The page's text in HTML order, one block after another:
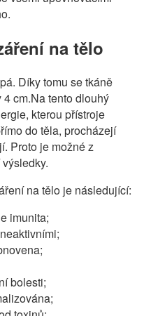
na tělo
Díky tomu se tkáně
cm.Na tento dlouhý
kterou přístroje
do těla, procházejí
Proto je možné z
na tělo je následující:
imunita;
bolesti;